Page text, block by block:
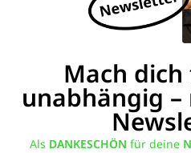
Mach
unabhängig
Als DANKESCHÖN für deine